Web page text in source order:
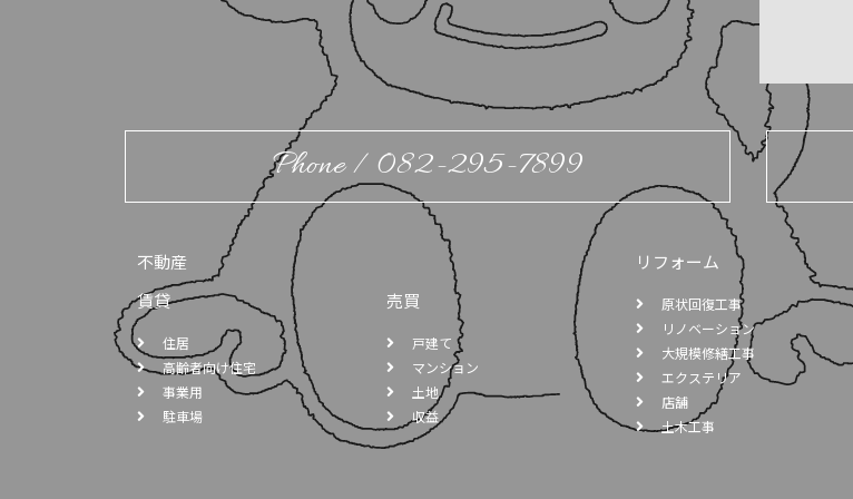
Phone / 082-295-7899
不動産
賃貸
住居
高齢者向け住宅
事業用
駐車場
売買
戸建て
マンション
土地
収益
リフォーム
原状回復工事
リノベーション
大規模修繕工事
エクステリア
店舗
土木工事